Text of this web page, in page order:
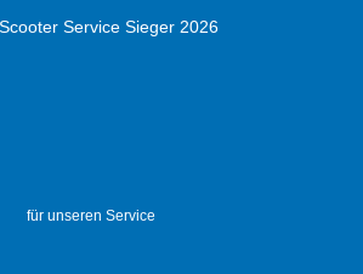
für unseren Service